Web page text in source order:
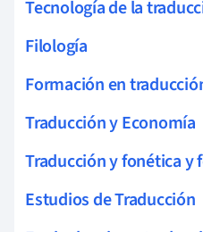
Tecnología de la
Filología
Formación en
Traducción y Economía
Traducción y fonética y
Estudios de Traducción